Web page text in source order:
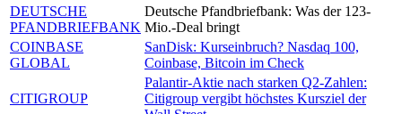
DEUTSCHE
PFANDBRIEFBANK
Deutsche Pfandbriefbank: Was der 123-
Mio.-Deal bringt
COINBASE
GLOBAL
SanDisk: Kurseinbruch? Nasdaq 100,
Coinbase, Bitcoin im Check
CITIGROUP
Palantir-Aktie nach starken Q2-Zahlen:
Citigroup vergibt höchstes Kursziel der